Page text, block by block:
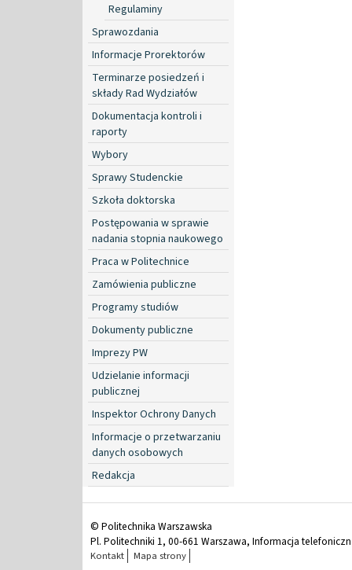
Regulaminy
Sprawozdania
Informacje Prorektorów
Terminarze posiedzeń i
składy Rad Wydziałów
Dokumentacja kontroli i
raporty
Wybory
Sprawy Studenckie
Szkoła doktorska
Postępowania w sprawie
nadania stopnia naukowego
Praca w Politechnice
Zamówienia publiczne
Programy studiów
Dokumenty publiczne
Imprezy PW
Udzielanie informacji
publicznej
Inspektor Ochrony Danych
Informacje o przetwarzaniu
danych osobowych
Redakcja
© Politechnika Warszawska
Pl. Politechniki 1, 00-661 Warszawa, Informacja
Kontakt Mapa strony